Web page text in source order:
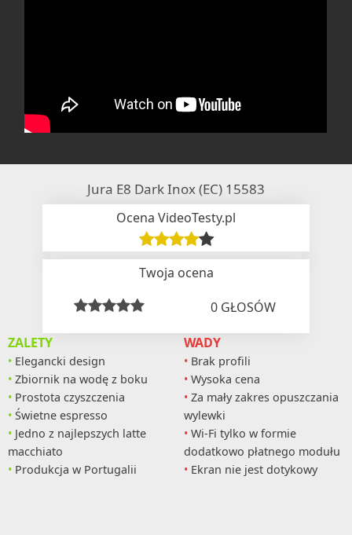
Jura E8 Dark Inox (EC) 15583
Ocena VideoTesty.pl
Twoja ocena
0GŁOSÓW
ZALETY
Elegancki design
Zbiornik na wodę z boku
Prostota czyszczenia
Świetne espresso
Jedno z najlepszych latte
macchiato
Produkcja w Portugalii
WADY
Brak profili
Wysoka cena
Za mały zakres opuszczania
wylewki
Wi-Fi tylko w formie
dodatkowo płatnego modułu
Ekran nie jest dotykowy